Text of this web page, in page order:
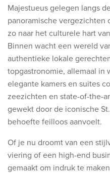
Bekijk alle rondreizen
Ontdek onze
Huwelijksreis
Adults only
Luxury
Bekijk alle thema's
De beste
IKYK Malta
Majestueus gelegen langs
panoramische vergezichten
zo naar het culturele hart
Binnen wacht een wereld
authentieke lokale
topgastronomie, allemaal in
elegante kamers en suites
zeezichten en state-of-the-
gewekt door de iconische
behoefte feilloos aanvoelt.
Of je nu droomt van een
viering of een high-end
gemaakt om indruk te